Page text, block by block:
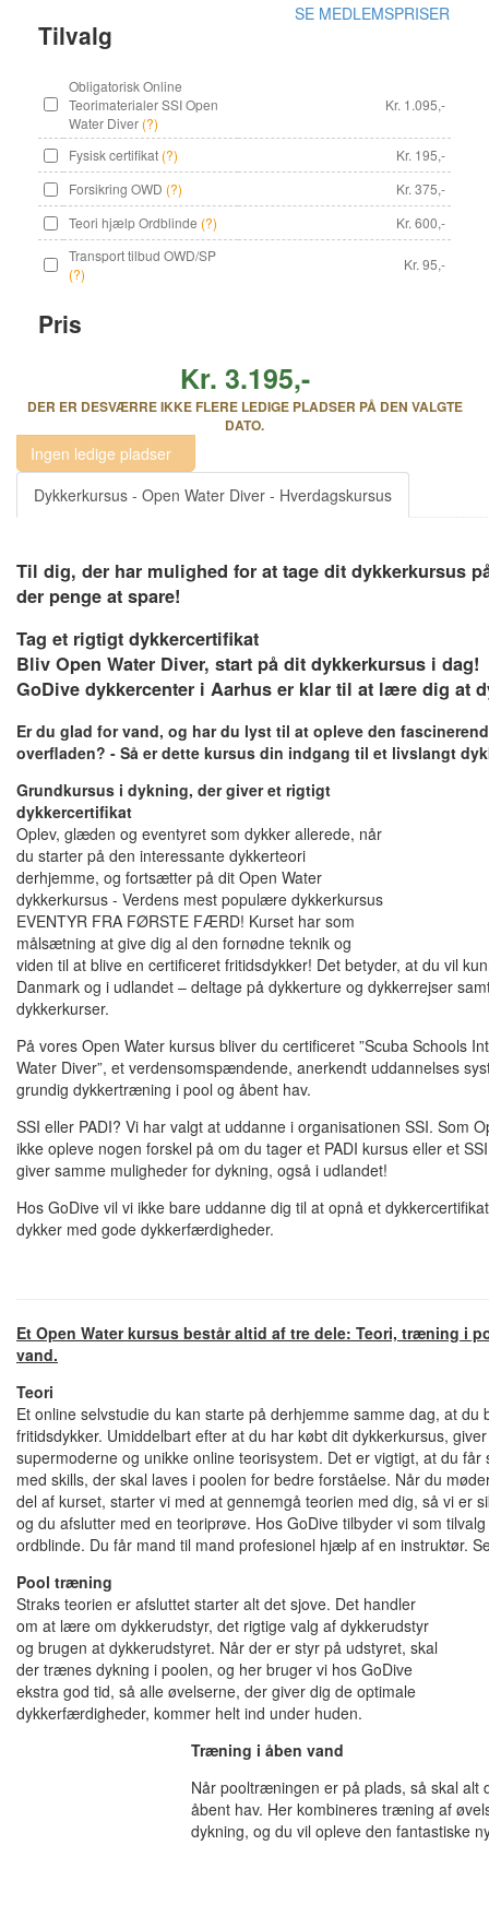
Tilvalg
SE MEDLEMSPRISER
Obligatorisk Online
Teorimaterialer SSI Open
Water Diver (?)
Kr. 1.095,-
Fysisk certifikat (?)
Kr. 195,-
Forsikring OWD (?)
Kr. 375,-
Teori hjælp Ordblinde (?)
Kr. 600,-
Transport tilbud OWD/SP
(?)
Kr. 95,-
Pris
Kr. 3.195,-
DER ER DESVÆRRE IKKE FLERE LEDIGE PLADSER PÅ DEN VALGTE
DATO.
Ingen ledige pladser
Dykkerkursus - Open Water Diver - Hverdagskursus
Til dig, der har mulighed for at tage dit dykkerkursus
der penge at spare!
Tag et rigtigt dykkercertifikat
Bliv Open Water Diver, start på dit dykkerkursus i dag!
GoDive dykkercenter i Aarhus er klar til at lære dig at
Er du glad for vand, og har du lyst til at opleve den
overfladen? - Så er dette kursus din indgang til et livslangt
Grundkursus i dykning, der giver et rigtigt
dykkercertifikat
Oplev, glæden og eventyret som dykker allerede, når
du starter på den interessante dykkerteori
derhjemme, og fortsætter på dit Open Water
dykkerkursus - Verdens mest populære dykkerkursus
EVENTYR FRA FØRSTE FÆRD! Kurset har som
målsætning at give dig al den fornødne teknik og
viden til at blive en certificeret fritidsdykker! Det betyder, at du vil
Danmark og i udlandet – deltage på dykkerture og dykkerrejser
dykkerkurser.
På vores Open Water kursus bliver du certificeret ”Scuba Schools
Water Diver”, et verdensomspændende, anerkendt uddannelses
grundig dykkertræning i pool og åbent hav.
SSI eller PADI? Vi har valgt at uddanne i organisationen SSI. Som
ikke opleve nogen forskel på om du tager et PADI kursus eller et
giver samme muligheder for dykning, også i udlandet!
Hos GoDive vil vi ikke bare uddanne dig til at opnå et
dykker med gode dykkerfærdigheder.
Et Open Water kursus består altid af tre dele: Teori, træning i
vand.
Teori
Et online selvstudie du kan starte på derhjemme samme dag, at du
fritidsdykker. Umiddelbart efter at du har købt dit dykkerkursus,
supermoderne og unikke online teorisystem. Det er vigtigt, at du
med skills, der skal laves i poolen for bedre forståelse. Når du
del af kurset, starter vi med at gennemgå teorien med dig, så vi er
og du afslutter med en teoriprøve. Hos GoDive tilbyder vi som
ordblinde. Du får mand til mand profesionel hjælp af en instruktør.
Pool træning
Straks teorien er afsluttet starter alt det sjove. Det handler
om at lære om dykkerudstyr, det rigtige valg af dykkerudstyr
og brugen at dykkerudstyret. Når der er styr på udstyret, skal
der trænes dykning i poolen, og her bruger vi hos GoDive
ekstra god tid, så alle øvelserne, der giver dig de optimale
dykkerfærdigheder, kommer helt ind under huden.
Træning i åben vand
Når pooltræningen er på plads, så skal alt
åbent hav. Her kombineres træning af
dykning, og du vil opleve den fantastiske